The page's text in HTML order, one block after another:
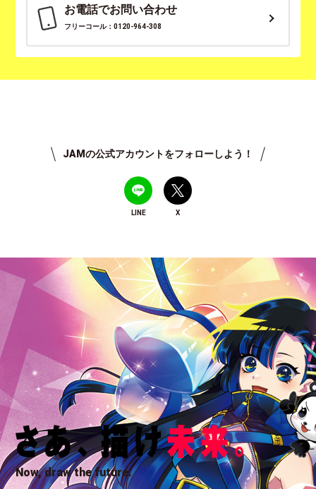
お電話でお問い合わせ
フリーコール：0120-964-308
JAMの公式アカウントをフォローしよう！
LINE X
Now, draw the future.